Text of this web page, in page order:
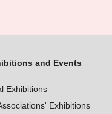
and Events
Exhibitions
Exhibitions